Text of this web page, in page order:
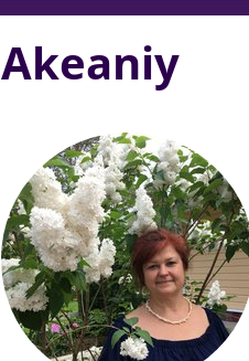
Akeaniy